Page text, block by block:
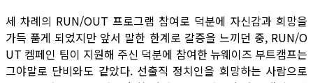
세 차례의 RUN/OUT 프로그램 참여로 덕분에 자신감과 희망을
가득 품게 되었지만 앞서 말한 한계로 갈증을 느끼던 중, RUN/O
UT 켐페인 팀이 지원해 주신 덕분에 참여한 뉴웨이즈 부트캠프는
그야말로 단비와도 같았다. 선출직 정치인을 희망하는 사람으로